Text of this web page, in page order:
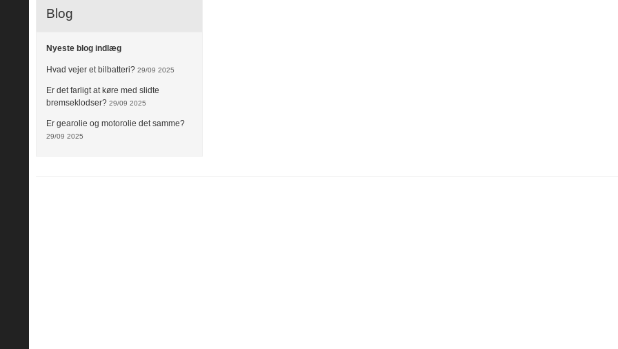
Blog
Nyeste blog indlæg
Hvad vejer et bilbatteri? 29/09 2025
Er det farligt at køre med slidte
bremseklodser? 29/09 2025
Er gearolie og motorolie det samme?
29/09 2025